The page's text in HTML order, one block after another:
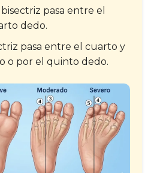
bisectriz pasa entre el
dedo.
pasa entre el cuarto y
o por el quinto dedo.